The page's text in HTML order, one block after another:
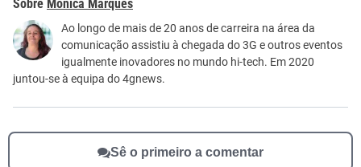
Este conteúdo não tem a informação que procuro
Outro
Mónica Marques
Ao longo de mais de 20 anos de carreira na área da
comunicação assistiu à chegada do 3G e outros eventos
igualmente inovadores no mundo hi-tech. Em 2020
juntou-se à equipa do 4gnews.
Sê o primeiro a comentar